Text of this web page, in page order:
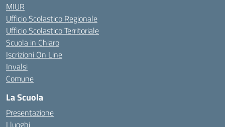
MIUR
Ufficio Scolastico Regionale
Ufficio Scolastico Territoriale
Scuola in Chiaro
Iscrizioni On Line
Invalsi
Comune
La Scuola
Presentazione
I luoghi